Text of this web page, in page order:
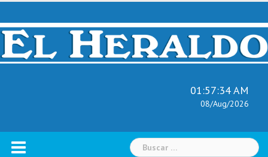
Skip
content
01:57:35 AM
08/Aug/2026
Buscar: